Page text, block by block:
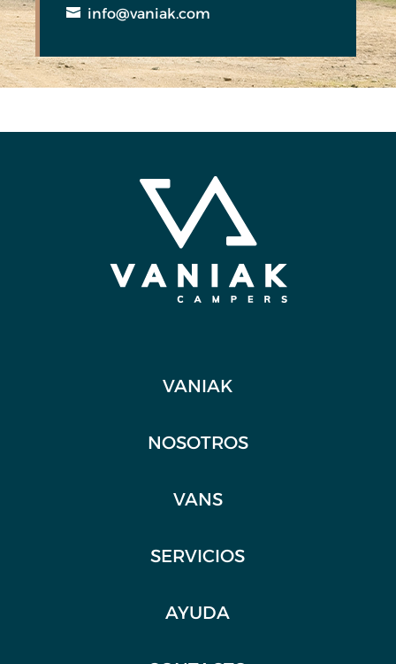
info@vaniak.com
VANIAK
NOSOTROS
VANS
SERVICIOS
AYUDA